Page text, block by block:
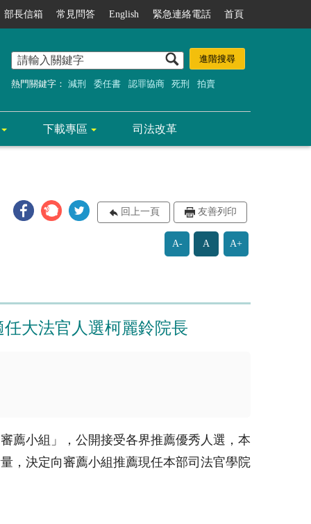
部長信箱 常見問答 English 緊急連絡電話 首頁
熱門關鍵字： 減刑 委任書 認罪協商 死刑 拍賣
下載專區 司法改革
回上一頁 友善列印
A- A A+
大法官人選柯麗鈴院長
薦小組」，公開接受各界推薦優秀人選，本
，決定向審薦小組推薦現任本部司法官學院